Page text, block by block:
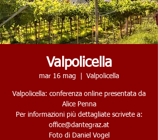
Valpolicella
mar 16 mag Valpolicella
Valpolicella: conferenza online presentata da
Alice Penna
Per informazioni più dettagliate scrivete a:
office@dantegraz.at
Foto di Daniel Vogel